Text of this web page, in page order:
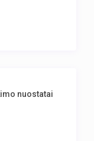
nuostatai